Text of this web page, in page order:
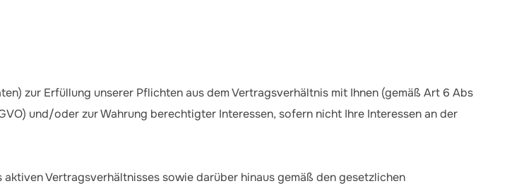
zur Erfüllung unserer Pflichten aus dem Vertragsverhältnis mit Ihnen (gemäß Art 6 Abs
und/oder zur Wahrung berechtigter Interessen, sofern nicht Ihre Interessen an der
Vertragsverhältnisses sowie darüber hinaus gemäß den gesetzlichen